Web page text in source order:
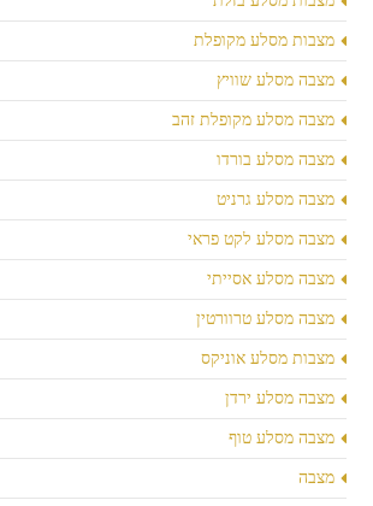
מצבות מסלע מקופלת
מצבה מסלע שוויץ
מצבה מסלע מקופלת זהב
מצבה מסלע בורדו
מצבה מסלע גרניט
מצבה מסלע לקט פראי
מצבה מסלע אסייתי
מצבה מסלע טרוורטין
מצבות מסלע אוניקס
מצבה מסלע ירדן
מצבה מסלע טוף
מצבה